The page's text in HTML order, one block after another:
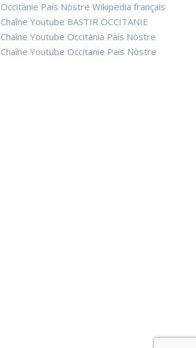
Occitanie País Nòstre Wikipedia français
Chaîne Youtube BASTIR OCCITANIE
Chaîne Youtube Occitània País Nòstre
Chaîne Youtube Occitanie País Nòstre